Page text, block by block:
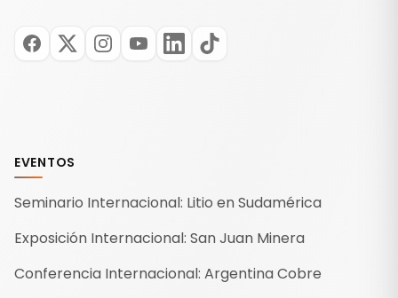
EVENTOS
Seminario Internacional: Litio en Sudamérica
Exposición Internacional: San Juan Minera
Conferencia Internacional: Argentina Cobre